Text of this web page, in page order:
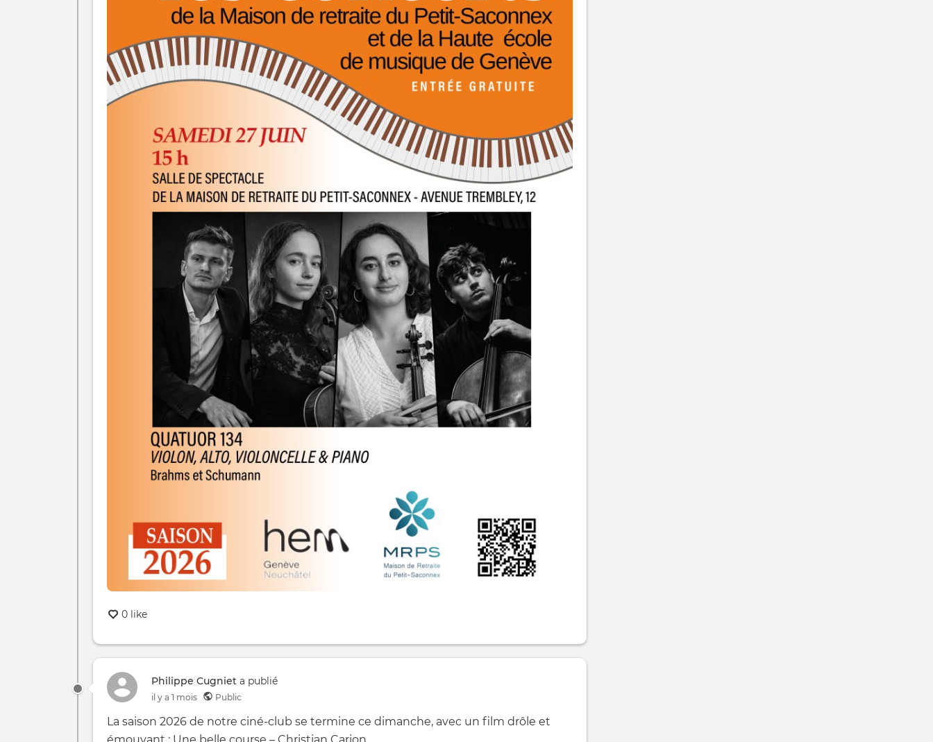
0 like
Philippe Cugniet a publié
il y a 1 mois Public
La saison 2026 de notre ciné-club se termine ce dimanche, avec un film drôle et